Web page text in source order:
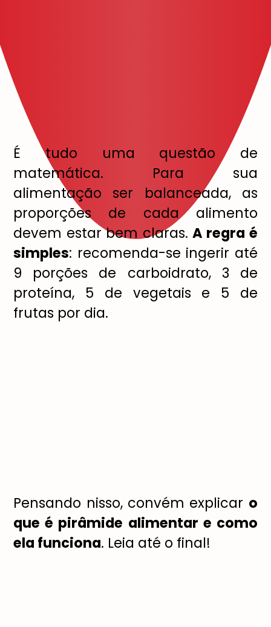
É tudo uma questão de
matemática. Para sua
alimentação ser balanceada, as
proporções de cada alimento
devem estar bem claras. A regra é
simples: recomenda-se ingerir até
9 porções de carboidrato, 3 de
proteína, 5 de vegetais e 5 de
frutas por dia.
Pensando nisso, convém explicar o
que é pirâmide alimentar e como
ela funciona. Leia até o final!